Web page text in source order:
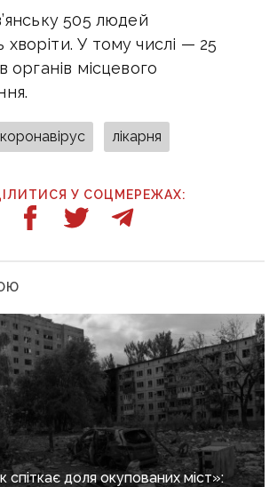
505 людей
У тому числі — 25
органів місцевого
коронавірус лікарня
У СОЦМЕРЕЖАХ:
доля окупованих міст»: